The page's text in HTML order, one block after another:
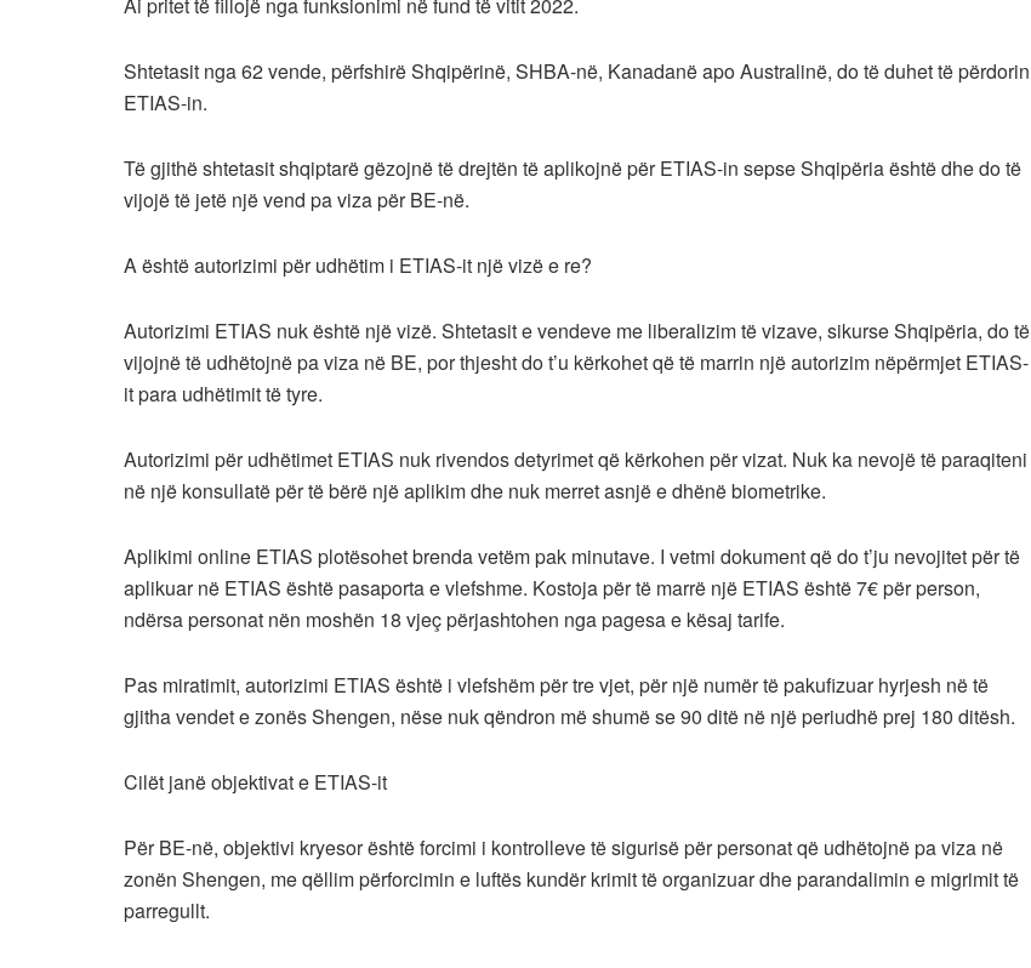
Shtetasit nga 62 vende, përfshirë Shqipërinë, SHBA-në, Kanadanë apo Australinë, do të duhet të përdorin
ETIAS-in.
Të gjithë shtetasit shqiptarë gëzojnë të drejtën të aplikojnë për ETIAS-in sepse Shqipëria është dhe do të
vijojë të jetë një vend pa viza për BE-në.
A është autorizimi për udhëtim i ETIAS-it një vizë e re?
Autorizimi ETIAS nuk është një vizë. Shtetasit e vendeve me liberalizim të vizave, sikurse Shqipëria, do të
vijojnë të udhëtojnë pa viza në BE, por thjesht do t’u kërkohet që të marrin një autorizim nëpërmjet ETIAS-
it para udhëtimit të tyre.
Autorizimi për udhëtimet ETIAS nuk rivendos detyrimet që kërkohen për vizat. Nuk ka nevojë të paraqiteni
në një konsullatë për të bërë një aplikim dhe nuk merret asnjë e dhënë biometrike.
Aplikimi online ETIAS plotësohet brenda vetëm pak minutave. I vetmi dokument që do t’ju nevojitet për të
aplikuar në ETIAS është pasaporta e vlefshme. Kostoja për të marrë një ETIAS është 7€ për person,
ndërsa personat nën moshën 18 vjeç përjashtohen nga pagesa e kësaj tarife.
Pas miratimit, autorizimi ETIAS është i vlefshëm për tre vjet, për një numër të pakufizuar hyrjesh në të
gjitha vendet e zonës Shengen, nëse nuk qëndron më shumë se 90 ditë në një periudhë prej 180 ditësh.
Cilët janë objektivat e ETIAS-it
Për BE-në, objektivi kryesor është forcimi i kontrolleve të sigurisë për personat që udhëtojnë pa viza në
zonën Shengen, me qëllim përforcimin e luftës kundër krimit të organizuar dhe parandalimin e migrimit të
parregullt.